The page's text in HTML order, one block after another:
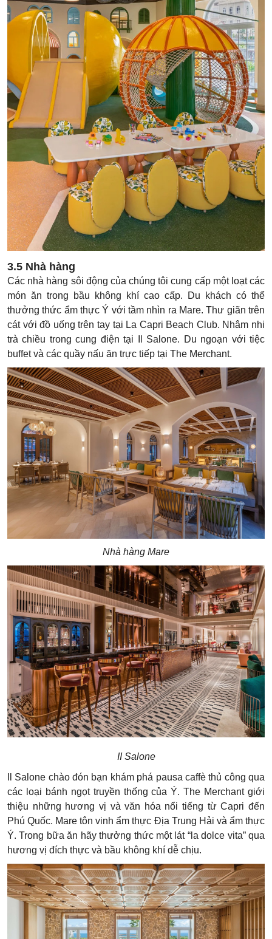
3.5 Nhà hàng
Các nhà hàng sôi động của chúng tôi cung cấp một loạt các
món ăn trong bầu không khí cao cấp. Du khách có thể
thưởng thức ẩm thực Ý với tầm nhìn ra Mare. Thư giãn trên
cát với đồ uống trên tay tại La Capri Beach Club. Nhâm nhi
trà chiều trong cung điện tại Il Salone. Du ngoạn với tiệc
buffet và các quầy nấu ăn trực tiếp tại The Merchant.
Nhà hàng Mare
II Salone
Il Salone chào đón bạn khám phá pausa caffè thủ công qua
các loại bánh ngọt truyền thống của Ý. The Merchant giới
thiệu những hương vị và văn hóa nổi tiếng từ Capri đến
Phú Quốc. Mare tôn vinh ẩm thực Địa Trung Hải và ẩm thực
Ý. Trong bữa ăn hãy thưởng thức một lát “la dolce vita” qua
hương vị đích thực và bầu không khí dễ chịu.